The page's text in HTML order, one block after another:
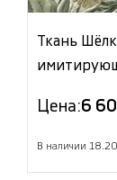
Ткань
Цена:6
В наличии